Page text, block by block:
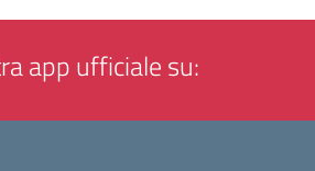
app ufficiale su: